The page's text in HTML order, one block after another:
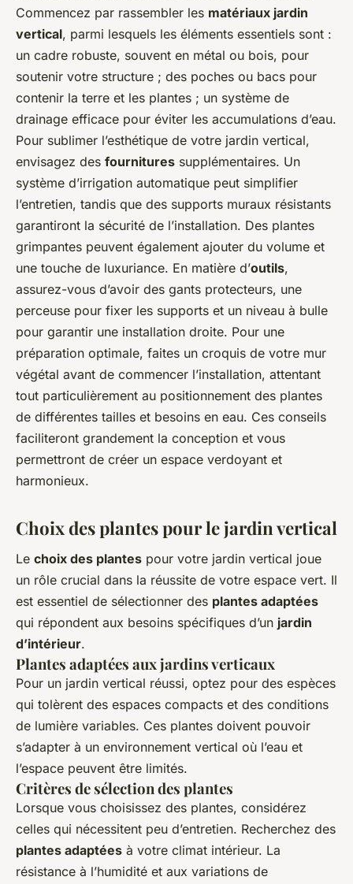
Commencez par rassembler les matériaux jardin
vertical, parmi lesquels les éléments essentiels sont :
un cadre robuste, souvent en métal ou bois, pour
soutenir votre structure ; des poches ou bacs pour
contenir la terre et les plantes ; un système de
drainage efficace pour éviter les accumulations d’eau.
Pour sublimer l’esthétique de votre jardin vertical,
envisagez des fournitures supplémentaires. Un
système d’irrigation automatique peut simplifier
l’entretien, tandis que des supports muraux résistants
garantiront la sécurité de l’installation. Des plantes
grimpantes peuvent également ajouter du volume et
une touche de luxuriance. En matière d’outils,
assurez-vous d’avoir des gants protecteurs, une
perceuse pour fixer les supports et un niveau à bulle
pour garantir une installation droite. Pour une
préparation optimale, faites un croquis de votre mur
végétal avant de commencer l’installation, attentant
tout particulièrement au positionnement des plantes
de différentes tailles et besoins en eau. Ces conseils
faciliteront grandement la conception et vous
permettront de créer un espace verdoyant et
harmonieux.
Choix des plantes pour le jardin vertical
Le choix des plantes pour votre jardin vertical joue
un rôle crucial dans la réussite de votre espace vert. Il
est essentiel de sélectionner des plantes adaptées
qui répondent aux besoins spécifiques d’un jardin
d’intérieur.
Plantes adaptées aux jardins verticaux
Pour un jardin vertical réussi, optez pour des espèces
qui tolèrent des espaces compacts et des conditions
de lumière variables. Ces plantes doivent pouvoir
s’adapter à un environnement vertical où l’eau et
l’espace peuvent être limités.
Critères de sélection des plantes
Lorsque vous choisissez des plantes, considérez
celles qui nécessitent peu d’entretien. Recherchez des
plantes adaptées à votre climat intérieur. La
résistance à l’humidité et aux variations de